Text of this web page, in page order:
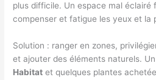
plus difficile. Un espace mal éclairé
compenser et fatigue les yeux et la
Solution : ranger en zones,
et ajouter des éléments naturels.
Habitat et quelques plantes